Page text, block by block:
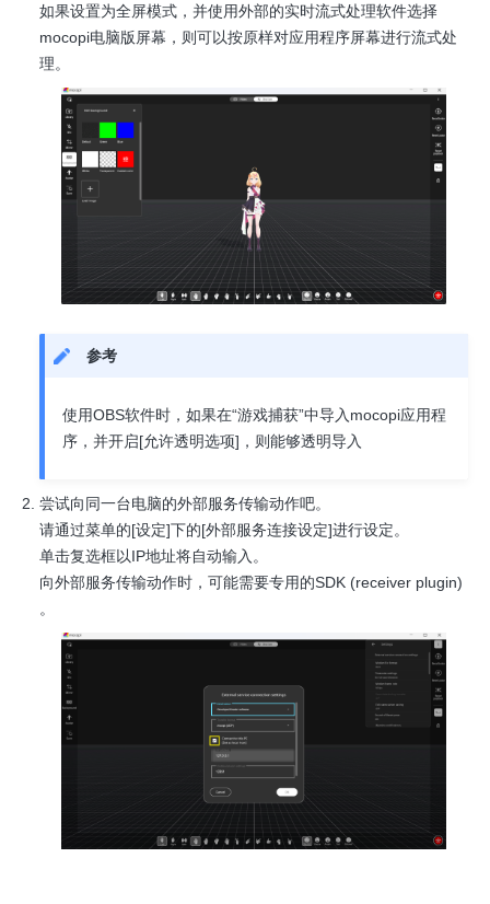
如果设置为全屏模式，并使用外部的实时流式处理软件选择
mocopi电脑版屏幕，则可以按原样对应用程序屏幕进行流式处
理。
参考
使用OBS软件时，如果在“游戏捕获”中导入mocopi应用程
序，并开启[允许透明选项]，则能够透明导入
尝试向同一台电脑的外部服务传输动作吧。
请通过菜单的[设定]下的[外部服务连接设定]进行设定。
单击复选框以IP地址将自动输入。
向外部服务传输动作时，可能需要专用的SDK (receiver plugin)
。